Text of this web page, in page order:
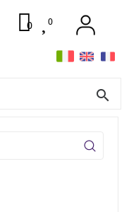
search
0 0